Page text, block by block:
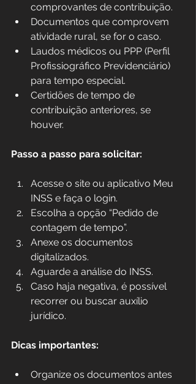
comprovantes de contribuição.
Documentos que comprovem
atividade rural, se for o caso.
Laudos médicos ou PPP (Perfil
Profissiográfico Previdenciário)
para tempo especial.
Certidões de tempo de
contribuição anteriores, se
houver.
Passo a passo para solicitar:
Acesse o site ou aplicativo Meu
INSS e faça o login.
Escolha a opção “Pedido de
contagem de tempo”.
Anexe os documentos
digitalizados.
Aguarde a análise do INSS.
Caso haja negativa, é possível
recorrer ou buscar auxílio
jurídico.
Dicas importantes:
Organize os documentos antes